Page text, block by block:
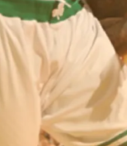
Futsal